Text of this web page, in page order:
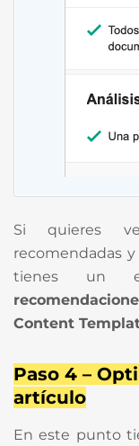
Si quieres
recomendadas
tienes un
Content
Paso 4 –
artículo
En este punto